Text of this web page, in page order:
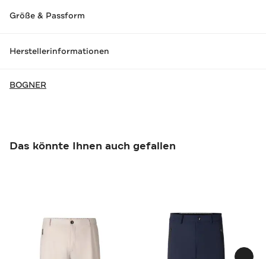
Größe & Passform
Herstellerinformationen
BOGNER
Das könnte Ihnen auch gefallen